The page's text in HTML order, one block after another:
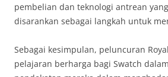
pembelian dan teknologi antrean
disarankan sebagai langkah untuk
Sebagai kesimpulan, peluncuran
pelajaran berharga bagi Swatch